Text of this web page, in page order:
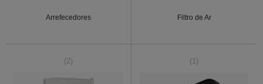
Arrefecedores Filtro de Ar
(2) (1)